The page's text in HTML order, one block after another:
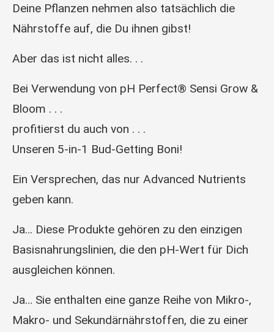
Deine Pflanzen nehmen also tatsächlich die
Nährstoffe auf, die Du ihnen gibst!
Aber das ist nicht alles. . .
Bei Verwendung von pH Perfect® Sensi Grow &
Bloom . . .
profitierst du auch von . . .
Unseren 5-in-1 Bud-Getting Boni!
Ein Versprechen, das nur Advanced Nutrients
geben kann.
Ja… Diese Produkte gehören zu den einzigen
Basisnahrungslinien, die den pH-Wert für Dich
ausgleichen können.
Ja… Sie enthalten eine ganze Reihe von Mikro-,
Makro- und Sekundärnährstoffen, die zu einer